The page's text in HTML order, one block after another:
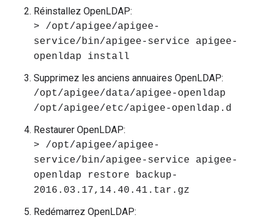
Réinstallez OpenLDAP:
> /opt/apigee/apigee-
service/bin/apigee-service apigee-
openldap install
Supprimez les anciens annuaires OpenLDAP:
/opt/apigee/data/apigee-openldap
/opt/apigee/etc/apigee-openldap.d
Restaurer OpenLDAP:
> /opt/apigee/apigee-
service/bin/apigee-service apigee-
openldap restore backup-
2016.03.17,14.40.41.tar.gz
Redémarrez OpenLDAP: